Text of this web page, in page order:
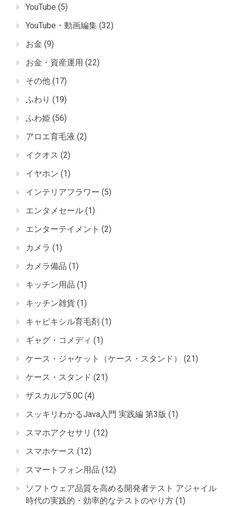
YouTube (5)
YouTube・動画編集 (32)
お金 (9)
お金・資産運用 (22)
その他 (17)
ふわり (19)
ふわ姫 (56)
アロエ育毛液 (2)
イクオス (2)
イヤホン (1)
インテリアフラワー (5)
エンタメセール (1)
エンターテイメント (2)
カメラ (1)
カメラ備品 (1)
キッチン用品 (1)
キッチン雑貨 (1)
キャピキシル育毛剤 (1)
ギャグ・コメディ (1)
ケース・ジャケット（ケース・スタンド）
(21)
ケース・スタンド (21)
ザスカルプ5.0C (4)
スッキリわかるJava入門 実践編 第3版 (1)
スマホアクセサリ (12)
スマホケース (12)
スマートフォン用品 (12)
ソフトウェア品質を高める開発者テスト アジャイル
時代の実践的・効率的なテストのやり方 (1)